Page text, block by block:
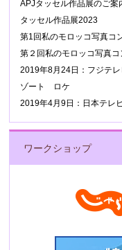
APJタッセル作品展のご
タッセル作品展2023
第1回私のモロッコ写真コ
第２回私のモロッコ写真コ
2019年8月24日：フジテ
ゾート ロケ
2019年4月9日：日本テレ
ワークショップ